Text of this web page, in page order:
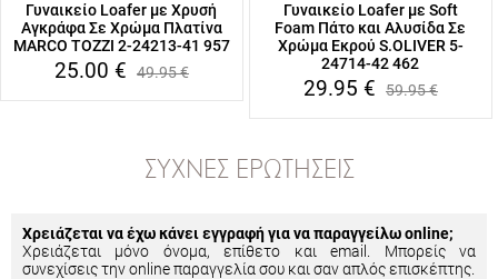
Γυναικείο Loafer με Χρυσή
Αγκράφα Σε Χρώμα Πλατίνα
MARCO TOZZI 2-24213-41 957
25.00 € 49.95€
Γυναικείο Loafer με Soft
Foam Πάτο και Αλυσίδα Σε
Χρώμα Εκρού S.OLIVER 5-
24714-42 462
29.95 € 59.95€
ΣΥΧΝΈΣ ΕΡΩΤΉΣΕΙΣ
Χρειάζεται να έχω κάνει εγγραφή για να παραγγείλω online;
Χρειάζεται μόνο όνομα, επίθετο και email. Μπορείς να
συνεχίσεις την online παραγγελία σου και σαν απλός επισκέπτης.